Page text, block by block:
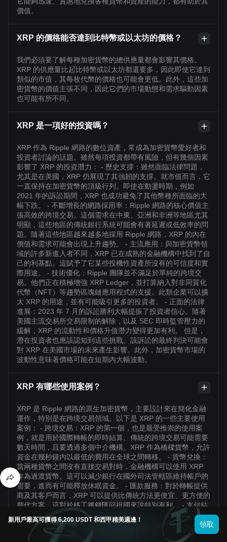
價值。
XRP 的價格能否達到比特幣或以太坊的價格？
我們必須要了解每種加密貨幣的總供應量都會影響其價格。
XRP 的供應量比起比特幣或以太坊都還要多，因此即使它達到
類似的市值，其每枚代幣的價格也可能會更低。此外，這些加
密貨幣的價值主張不同，因此它們的市場動態和需求驅動因素
也可能有所不同。
XRP 是一項好的投資嗎？
XRP 作為 Ripple 網路的數位資產，常成為加密貨幣愛好者和
投資者討論的話題。雖然每項投資都帶有風險，但有幾個因素
影響了 XRP 的投資潛力： - 歷史支撐：雖然面臨法律問題，
尤其是在美國，XRP 仍展現了其強韌的支撐。就市值而言，它
一直保持在加密貨幣的頂級行列。即使在動盪時期，例如
2021 年的訴訟期間，XRP 也成功避免了其他幣種所面臨的大
幅下跌。 - 不斷增長的網路採用率：Ripple 網路的核心價值主
張高效的跨境交易。這個需求在中東、亞洲和非洲等地區尤其
明顯，這些地區的傳統銀行系統可能會有著延遲或低效率的問
題。隨著這些地區越來越多地採用 Ripple 網路，XRP 的內在
價值和需求可能會出現上升趨勢。 - 主流應用：與加密貨幣領
域的許多新進入者不同，XRP 已在成熟的金融機構中找到了自
己的利基點。這賦予了它某些投機性資產所沒有的可信度和實
際用途。 - 技術優化：Ripple 團隊並不滿足於單純的跨境交
易。他們正在積極增強 XRP Ledger，並打算納入對非同質化
代幣（NFT）等趨勢區塊鏈應用程式的支援。此類企業可以擴
大 XRP 的用途，並有可能吸引更多的投資者。 - 正面的法律
進展：2023 年 7 月的訴訟勝利大幅提振了投資者信心。隨著
美國主流交易所交易限制的解除，以及 SEC 即時監管壓力的
緩解，XRP 的流動性和價格升值潛力變得更加有利。 但是，
潛在投資者也應該認知到這些挑戰。該訴訟的最終判決可能會
對 XRP 在美國市場的未來產生影響。此外，加密貨幣市場的
波動性意味著價格可能在短期內大幅波動。
XRP 有哪些使用案例？
XRP 是 Ripple 網路的原生加密貨幣，主要設計來在簡化金融
運作，特別是在跨境交易領域。以下是 XRP 的一些主要使用
案例： - 跨境交易：XRP 的第一個，也是最受推崇的使用案
例，就是用於國際轉帳的即時結算。傳統的跨境交易可能需要
數天時間，且要透過多個中介機構。XRP 作為橋樑貨幣，允許
資金在幾秒鐘內以最低的費用在全球之間轉移。 - 貨幣兌換：
當兩種貨幣之間沒有直接交易對時，金融機構可以使用 XRP
作為過渡貨幣。這可以減少銀行在國外司法管轄區維持帳戶的
需要，進而有可能釋放休眠資金。 - 匯款服務：對於轉帳提供
商及其客戶而言，XRP 可以提供比傳統方法更便宜、更方便的
替代方案。這對於移工將錢匯回祖國來說特別有利。 - 支付結
算：除了國際交易之外，XRP 還可用於快速結算任何類型的支
付，確保企業和個人無需等待交易結算。 - 小額交易：由於其
低廉的費用結構，XRP 可有效用於小額交易，包括線上內容貨
新用戶最高可獲得 6,200 USDT 和西甲精美週邊！
領取